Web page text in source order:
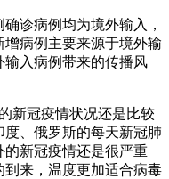
诊病例均为境外输入，
病例主要来源于境外输
输入病例带来的传播风
新冠疫情状况还是比较
、俄罗斯的每天新冠肺
新冠疫情还是很严重
来，温度更加适合病毒